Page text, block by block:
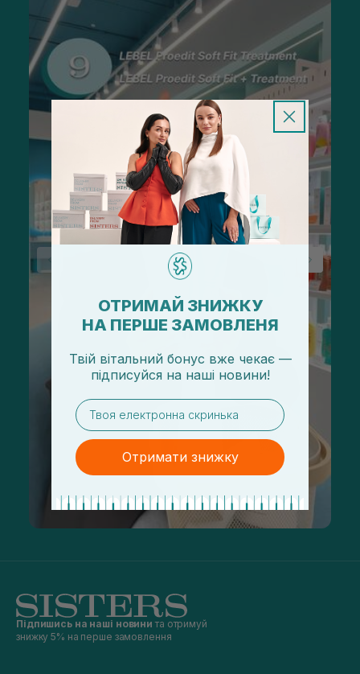
Підпишись на наші новини та отримуй
знижку 5% на перше замовлення
ОТРИМАЙ ЗНИЖКУ
НА ПЕРШЕ ЗАМОВЛЕНЯ
Твій вітальний бонус вже чекає —
підписуйся на наші новини!
email
Отримати знижку